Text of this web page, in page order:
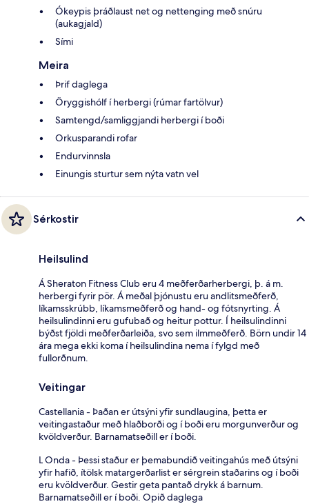
Ókeypis þráðlaust net og nettenging með snúru
(aukagjald)
Sími
Meira
Þrif daglega
Öryggishólf í herbergi (rúmar fartölvur)
Samtengd/samliggjandi herbergi í boði
Orkusparandi rofar
Endurvinnsla
Einungis sturtur sem nýta vatn vel
Sérkostir
Heilsulind
Á Sheraton Fitness Club eru 4 meðferðarherbergi, þ. á m.
herbergi fyrir pör. Á meðal þjónustu eru andlitsmeðferð,
líkamsskrúbb, líkamsmeðferð og hand- og fótsnyrting. Á
heilsulindinni eru gufubað og heitur pottur. Í heilsulindinni
býðst fjöldi meðferðarleiða, svo sem ilmmeðferð. Börn undir 14
ára mega ekki koma í heilsulindina nema í fylgd með
fullorðnum.
Veitingar
Castellania - Þaðan er útsýni yfir sundlaugina, þetta er
veitingastaður með hlaðborði og í boði eru morgunverður og
kvöldverður. Barnamatseðill er í boði.
L Onda - Þessi staður er þemabundið veitingahús með útsýni
yfir hafið, ítölsk matargerðarlist er sérgrein staðarins og í boði
eru kvöldverður. Gestir geta pantað drykk á barnum.
Barnamatseðill er í boði. Opið daglega